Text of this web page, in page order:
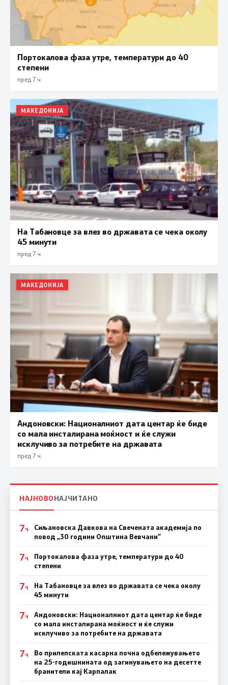
Портокалова фаза утре, температури до 40
степени
пред 7 ч.
МАКЕДОНИЈА
На Табановце за влез во државата се чека околу
45 минути
пред 7 ч.
МАКЕДОНИЈА
Андоновски: Националниот дата центар ќе биде
со мала инсталирана моќност и ќе служи
исклучиво за потребите на државата
пред 7 ч.
НАЈНОВОНАЈЧИТАНО
7Ч
Сиљановска Давкова на Свечената академија по
повод „30 години Општина Вевчани“
7Ч
Портокалова фаза утре, температури до 40
степени
7Ч
На Табановце за влез во државата се чека околу
45 минути
7Ч
Андоновски: Националниот дата центар ќе биде
со мала инсталирана моќност и ќе служи
исклучиво за потребите на државата
7Ч
Во прилепската касарна почна одбележувањето
на 25-годишнината од загинувањето на десетте
бранители кај Карпалак